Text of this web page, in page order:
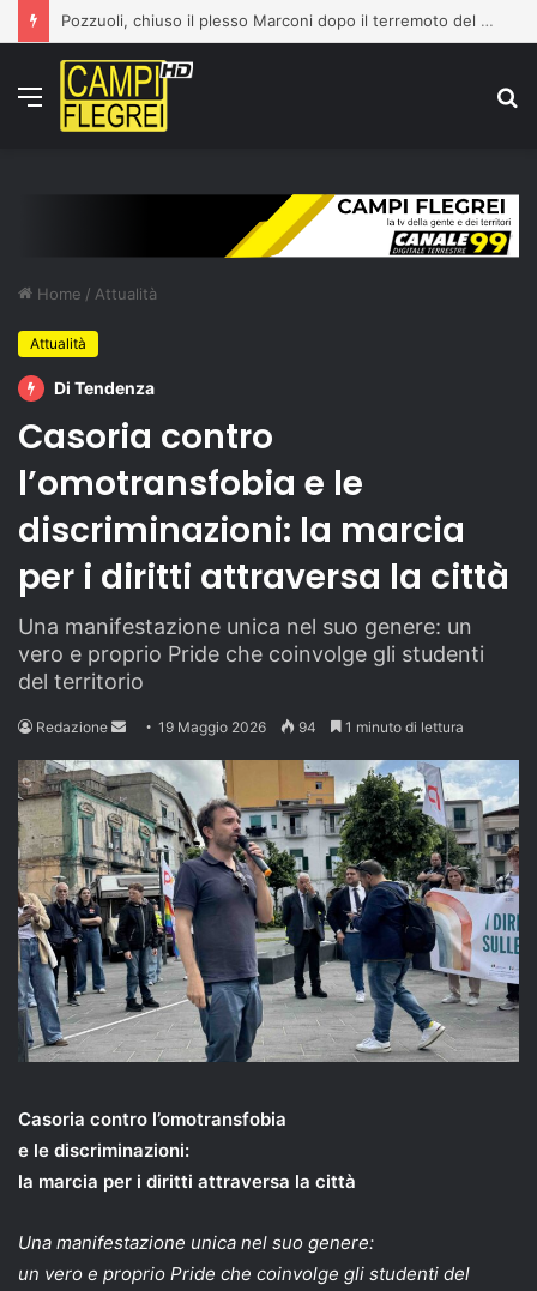
Pozzuoli, chiuso il plesso Marconi dopo il terremoto del 31 luglio: edificio dichiarato inagibile
Menu
Home / Attualità
Attualità
Di Tendenza
Casoria contro
l’omotransfobia e le
discriminazioni: la marcia
per i diritti attraversa la città
Una manifestazione unica nel suo genere: un
vero e proprio Pride che coinvolge gli studenti
del territorio
Redazione
Send
email
19 Maggio 2026 94 1 minuto di lettura
Casoria contro l’omotransfobia
e le discriminazioni:
la marcia per i diritti attraversa la città
Una manifestazione unica nel suo genere:
un vero e proprio Pride che coinvolge gli studenti del